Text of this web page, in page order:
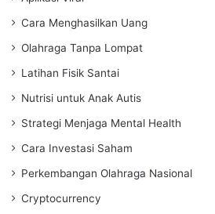
Cara Menghasilkan Uang
Olahraga Tanpa Lompat
Latihan Fisik Santai
Nutrisi untuk Anak Autis
Strategi Menjaga Mental Health
Cara Investasi Saham
Perkembangan Olahraga Nasional
Cryptocurrency